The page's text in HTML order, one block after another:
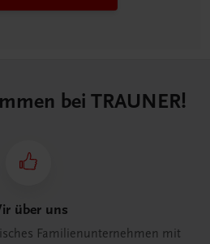
bei TRAUNER!
über uns
Familienunternehmen mit